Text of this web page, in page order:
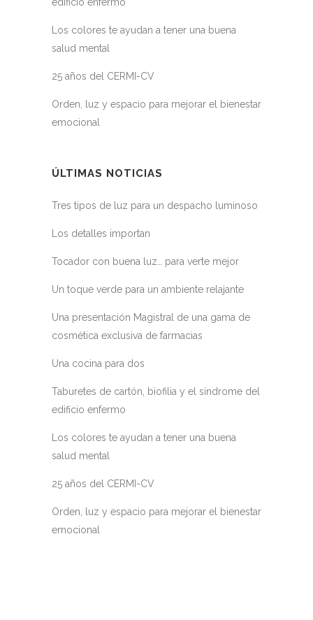
edificio enfermo
Los colores te ayudan a tener una buena
salud mental
25 años del CERMI-CV
Orden, luz y espacio para mejorar el bienestar
emocional
ÚLTIMAS NOTICIAS
Tres tipos de luz para un despacho luminoso
Los detalles importan
Tocador con buena luz… para verte mejor
Un toque verde para un ambiente relajante
Una presentación Magistral de una gama de
cosmética exclusiva de farmacias
Una cocina para dos
Taburetes de cartón, biofilia y el síndrome del
edificio enfermo
Los colores te ayudan a tener una buena
salud mental
25 años del CERMI-CV
Orden, luz y espacio para mejorar el bienestar
emocional